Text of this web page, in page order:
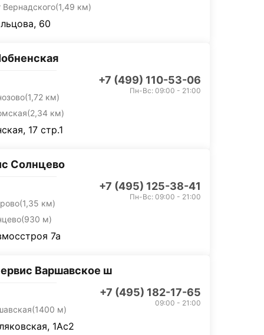
(1,49 км)
60
+7 (499) 110-53-06
(1,72 км)
(2,34 км)
Пн-Вс: 09:00 - 21:00
17 стр.1
Солнцево
+7 (495) 125-38-41
(1,35 км)
(930 м)
Пн-Вс: 09:00 - 21:00
7а
Варшавское ш
+7 (495) 182-17-65
(1400 м)
09:00 - 21:00
1Ас2